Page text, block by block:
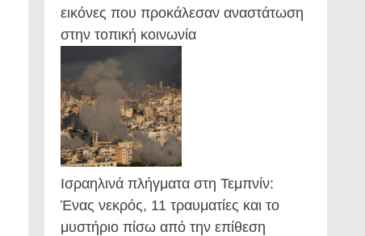
εικόνες που προκάλεσαν αναστάτωση
στην τοπική κοινωνία
Ισραηλινά πλήγματα στη Τεμπνίν:
Ένας νεκρός, 11 τραυματίες και το
μυστήριο πίσω από την επίθεση